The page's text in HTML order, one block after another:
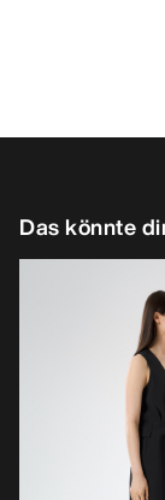
Das könnte